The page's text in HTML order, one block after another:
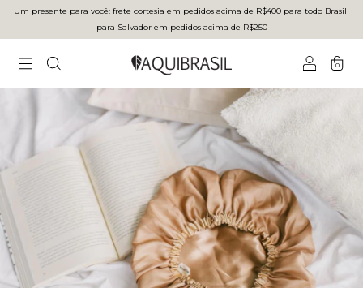
Um presente para você: frete cortesia em pedidos acima de R$400 para todo Brasilㅤ|ㅤ
para Salvador em pedidos acima de R$250
0